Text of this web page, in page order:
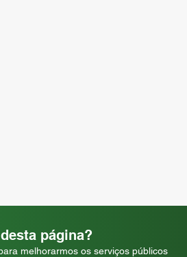
página?
melhorarmos os serviços públicos